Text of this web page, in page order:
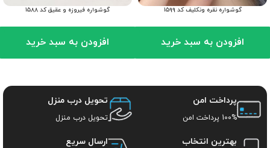
گوشواره نقره ونکلیف کد ۱۵۹۹
افزودن به سبد خرید
گوشواره فیروزه و عقیق کد ۱۵۸۸
افزودن به سبد خرید
پرداخت امن
100% پرداخت امن
تحویل درب منزل
تحویل درب منزل
بهترین انتخاب ارسال سریع